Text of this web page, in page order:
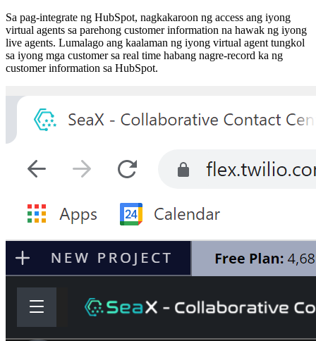
Sa pag-integrate ng HubSpot, nagkakaroon ng access ang iyong
virtual agents sa parehong customer information na hawak ng iyong
live agents. Lumalago ang kaalaman ng iyong virtual agent tungkol
sa iyong mga customer sa real time habang nagre-record ka ng
customer information sa HubSpot.